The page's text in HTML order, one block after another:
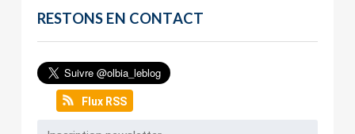
RESTONS EN CONTACT
Flux RSS